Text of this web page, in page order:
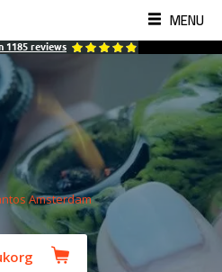
MENU
1185 reviews